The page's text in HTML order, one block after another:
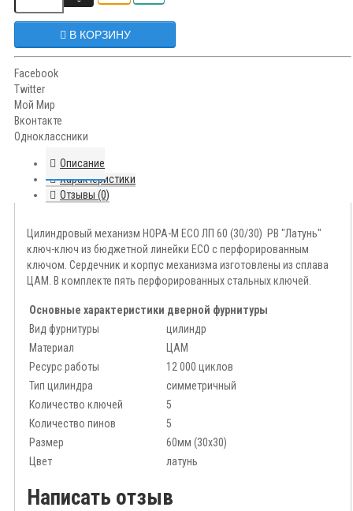
В КОРЗИНУ
Facebook
Twitter
Мой Мир
Вконтакте
Одноклассники
Описание
Характеристики
Отзывы (0)
Цилиндровый механизм НОРА-М ЕСО ЛП 60 (30/30) PB "Латунь"
ключ-ключ из бюджетной линейки ECO с перфорированным
ключом. Сердечник и корпус механизма изготовлены из сплава
ЦАМ. В комплекте пять перфорированных стальных ключей.
Основные характеристики дверной фурнитуры
Вид фурнитуры
цилиндр
Материал
ЦАМ
Ресурс работы
12 000 циклов
Тип цилиндра
симметричный
Количество ключей
5
Количество пинов
5
Размер
60мм (30x30)
Цвет
латунь
Написать отзыв